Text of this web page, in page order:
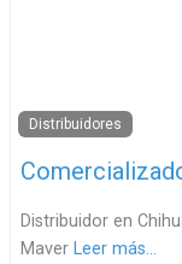
Distribuidores
Distribuidor en
Maver Leer más…